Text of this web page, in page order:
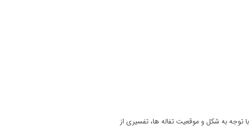
توجه به شکل و موقعیت تفاله ها، تفسیری از